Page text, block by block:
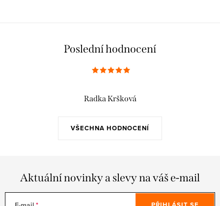
Poslední hodnocení
VŠECHNA HODNOCENÍ
Radka Kršková
Aktuální novinky a slevy na váš e-mail